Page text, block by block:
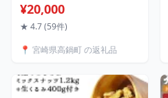
＋自家製ドレッシング
220g×2本＞ 人気の3種 鶏
ト 本場・宮崎 鶏の炭火焼
町【冷凍】
¥20,000
★ 4.7 (59件)
📍 宮崎県高鍋町 の返礼品